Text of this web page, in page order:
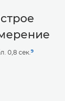
0,8 сек.9